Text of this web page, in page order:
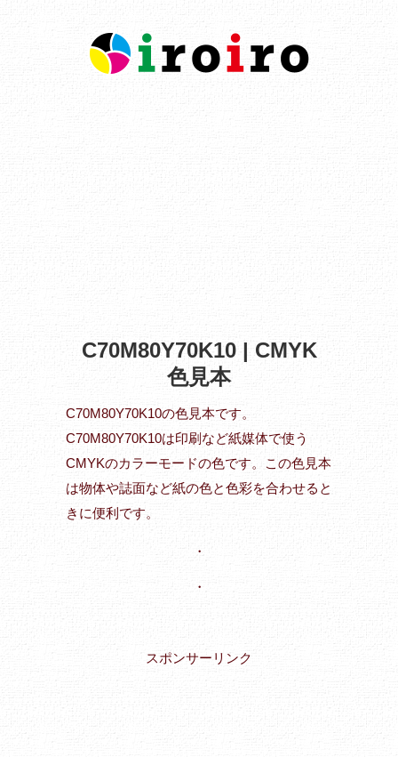
C70M80Y70K10 | CMYK
色見本
C70M80Y70K10の色見本です。
C70M80Y70K10は印刷など紙媒体で使う
CMYKのカラーモードの色です。この色見本
は物体や誌面など紙の色と色彩を合わせると
きに便利です。
・
・
スポンサーリンク